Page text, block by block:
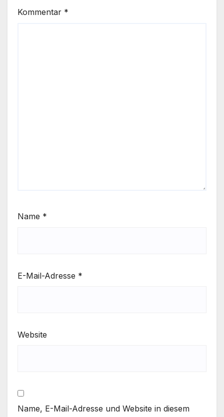
Kommentar *
Name *
E-Mail-Adresse *
Website
Name, E-Mail-Adresse und Website in diesem